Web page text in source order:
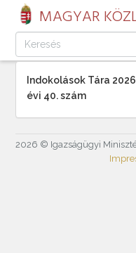
MAGYAR
Indokolások Tára
évi 40. szám
2026 © Igazságügyi